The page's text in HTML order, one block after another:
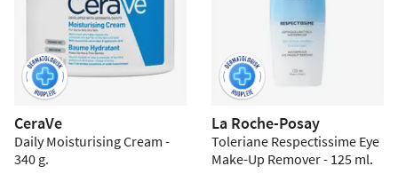
CeraVe
Daily Moisturising Cream -
340 g.
La Roche-Posay
Toleriane Respectissime Eye
Make-Up Remover - 125 ml.